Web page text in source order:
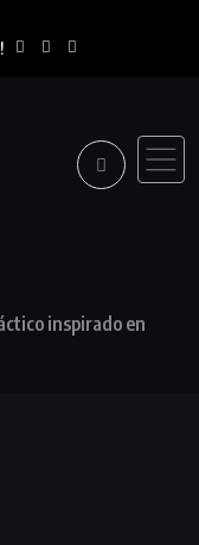
inspirado en